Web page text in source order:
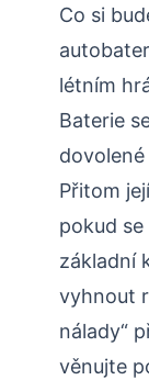
Co si
létním
Baterie
dovolené
Přitom
pokud
základní
vyhnout
nálady“
věnujte